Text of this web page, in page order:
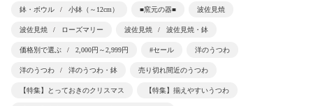
鉢・ボウル 小鉢（～12cm） ■窯元の器■ 波佐見焼
波佐見焼 ローズマリー 波佐見焼 波佐見焼・鉢
価格別で選ぶ 2,000円～2,999円 #セール 洋のうつわ
洋のうつわ 洋のうつわ・鉢 売り切れ間近のうつわ
【特集】とっておきのクリスマス 【特集】揃えやすいうつわ